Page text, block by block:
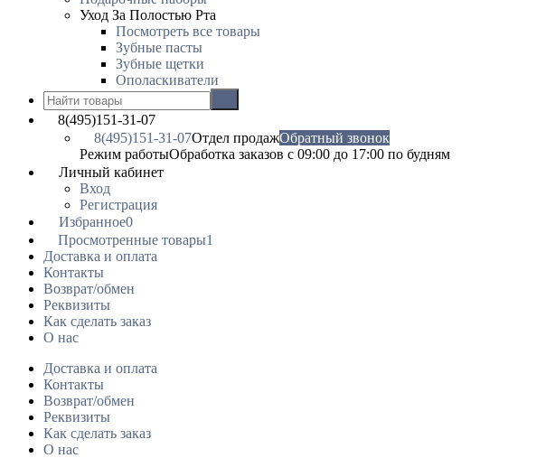
Уход За Полостью Рта
Посмотреть все товары
Зубные пасты
Зубные щетки
Ополаскиватели
8(495)151-31-07
8(495)151-31-07Отдел продажОбратный звонок
Режим работыОбработка заказов с 09:00 до 17:00 по будням
Личный кабинет
Вход
Регистрация
Избранное0
Просмотренные товары1
Доставка и оплата
Контакты
Возврат/обмен
Реквизиты
Как сделать заказ
О нас
Доставка и оплата
Контакты
Возврат/обмен
Реквизиты
Как сделать заказ
О нас